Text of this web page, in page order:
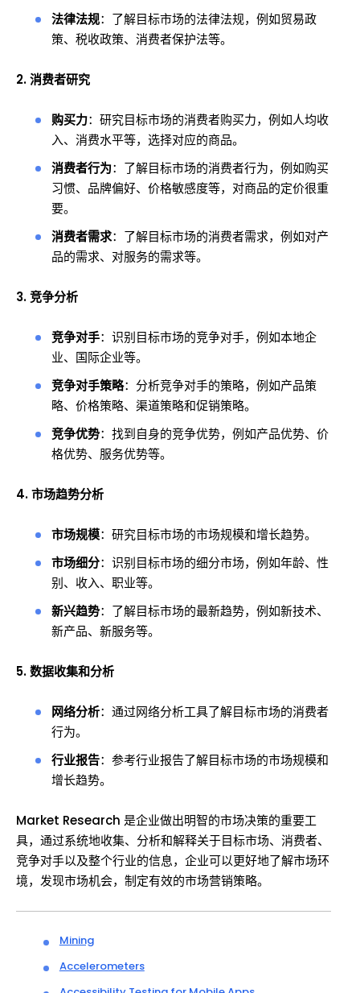
法律法规：了解目标市场的法律法规，例如贸易政
策、税收政策、消费者保护法等。
2. 消费者研究
购买力：研究目标市场的消费者购买力，例如人均收
入、消费水平等，选择对应的商品。
消费者行为：了解目标市场的消费者行为，例如购买
习惯、品牌偏好、价格敏感度等，对商品的定价很重
要。
消费者需求：了解目标市场的消费者需求，例如对产
品的需求、对服务的需求等。
3. 竞争分析
竞争对手：识别目标市场的竞争对手，例如本地企
业、国际企业等。
竞争对手策略：分析竞争对手的策略，例如产品策
略、价格策略、渠道策略和促销策略。
竞争优势：找到自身的竞争优势，例如产品优势、价
格优势、服务优势等。
4. 市场趋势分析
市场规模：研究目标市场的市场规模和增长趋势。
市场细分：识别目标市场的细分市场，例如年龄、性
别、收入、职业等。
新兴趋势：了解目标市场的最新趋势，例如新技术、
新产品、新服务等。
5. 数据收集和分析
网络分析：通过网络分析工具了解目标市场的消费者
行为。
行业报告：参考行业报告了解目标市场的市场规模和
增长趋势。
Market Research 是企业做出明智的市场决策的重要工
具，通过系统地收集、分析和解释关于目标市场、消费者、
竞争对手以及整个行业的信息，企业可以更好地了解市场环
境，发现市场机会，制定有效的市场营销策略。
Mining
Accelerometers